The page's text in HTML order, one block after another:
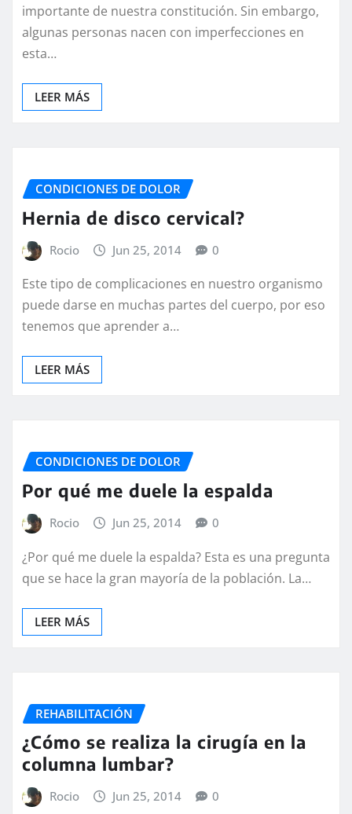
importante de nuestra constitución. Sin embargo,
algunas personas nacen con imperfecciones en
esta…
LEER MÁS
CONDICIONES DE DOLOR
Hernia de disco cervical?
Rocio Jun 25, 2014 0
Este tipo de complicaciones en nuestro organismo
puede darse en muchas partes del cuerpo, por eso
tenemos que aprender a…
LEER MÁS
CONDICIONES DE DOLOR
Por qué me duele la espalda
Rocio Jun 25, 2014 0
¿Por qué me duele la espalda? Esta es una pregunta
que se hace la gran mayoría de la población. La…
LEER MÁS
REHABILITACIÓN
¿Cómo se realiza la cirugía en la
columna lumbar?
Rocio Jun 25, 2014 0